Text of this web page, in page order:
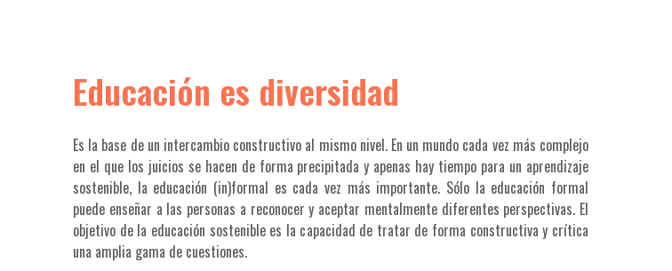
Educación es diversidad
Es la base de un intercambio constructivo al mismo nivel. En un mundo cada vez más complejo
en el que los juicios se hacen de forma precipitada y apenas hay tiempo para un aprendizaje
sostenible, la educación (in)formal es cada vez más importante. Sólo la educación formal
puede enseñar a las personas a reconocer y aceptar mentalmente diferentes perspectivas. El
objetivo de la educación sostenible es la capacidad de tratar de forma constructiva y crítica
una amplia gama de cuestiones.